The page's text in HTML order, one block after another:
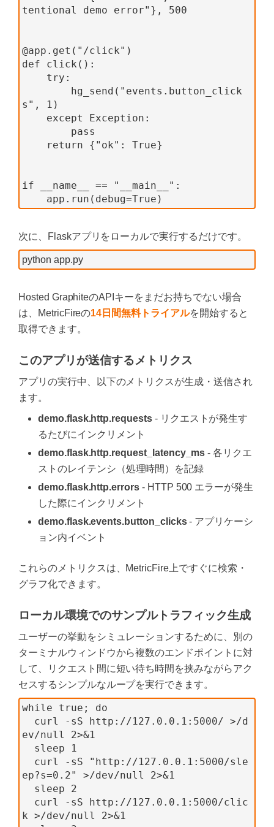
tentional demo error"}, 500
@app.get("/click")
def click():
try:
hg_send("events.button_click
s", 1)
except Exception:
pass
return {"ok": True}
if __name__ == "__main__":
app.run(debug=True)
次に、Flaskアプリをローカルで実行するだけです。
python app.py
Hosted GraphiteのAPIキーをまだお持ちでない場合
は、MetricFireの14日間無料トライアルを開始すると
取得できます。
このアプリが送信するメトリクス
アプリの実行中、以下のメトリクスが生成・送信され
ます。
demo.flask.http.requests- リクエストが発生す
るたびにインクリメント
demo.flask.http.request_latency_ms - 各リクエ
ストのレイテンシ（処理時間）を記録
demo.flask.http.errors- HTTP 500 エラーが発生
した際にインクリメント
demo.flask.events.button_clicks- アプリケーシ
ョン内イベント
これらのメトリクスは、MetricFire上ですぐに検索・
グラフ化できます。
ローカル環境でのサンプルトラフィック生成
ユーザーの挙動をシミュレーションするために、別の
ターミナルウィンドウから複数のエンドポイントに対
して、リクエスト間に短い待ち時間を挟みながらアク
セスするシンプルなループを実行できます。
while true; do
curl -sS http://127.0.0.1:5000/ >/d
ev/null 2>&1
sleep 1
curl -sS "http://127.0.0.1:5000/sle
ep?s=0.2" >/dev/null 2>&1
sleep 2
curl -sS http://127.0.0.1:5000/clic
k >/dev/null 2>&1